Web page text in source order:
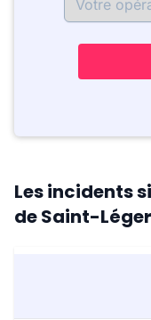
Les incidents
de Saint-